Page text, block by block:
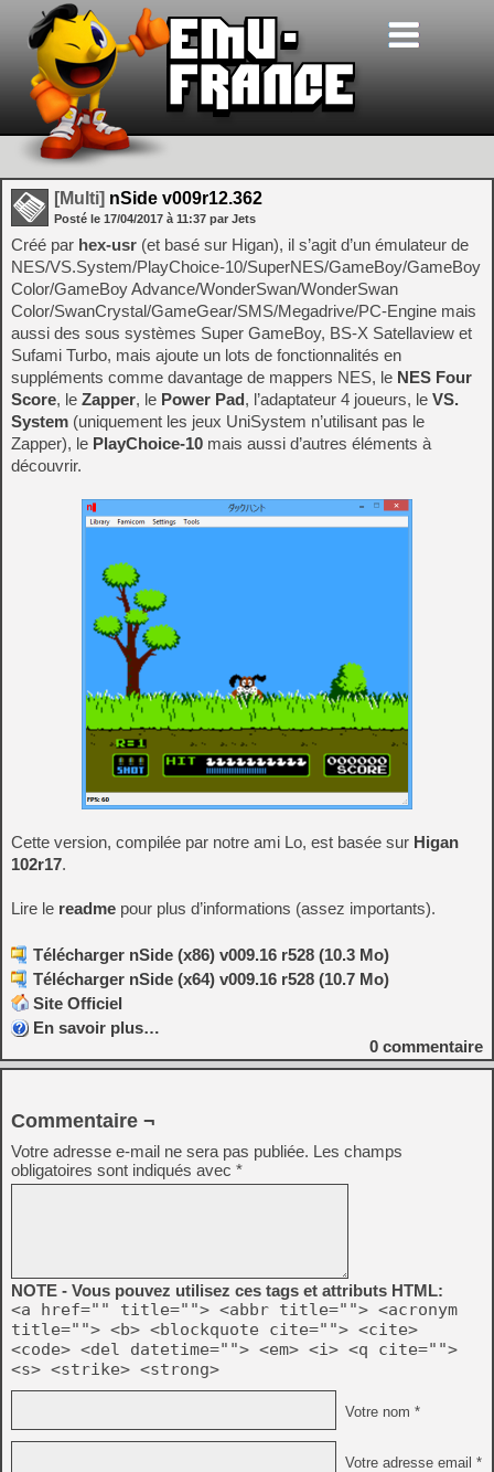
[Multi] nSide v009r12.362
Posté le 17/04/2017 à 11:37 par Jets
Créé par hex-usr (et basé sur Higan), il s’agit d’un émulateur de
NES/VS.System/PlayChoice-10/SuperNES/GameBoy/GameBoy
Color/GameBoy Advance/WonderSwan/WonderSwan
Color/SwanCrystal/GameGear/SMS/Megadrive/PC-Engine mais
aussi des sous systèmes Super GameBoy, BS-X Satellaview et
Sufami Turbo, mais ajoute un lots de fonctionnalités en
suppléments comme davantage de mappers NES, le NES Four
Score, le Zapper, le Power Pad, l’adaptateur 4 joueurs, le VS.
System (uniquement les jeux UniSystem n’utilisant pas le
Zapper), le PlayChoice-10 mais aussi d’autres éléments à
découvrir.
Cette version, compilée par notre ami Lo, est basée sur Higan
102r17.
Lire le readme pour plus d’informations (assez importants).
Télécharger nSide (x86) v009.16 r528 (10.3 Mo)
Télécharger nSide (x64) v009.16 r528 (10.7 Mo)
Site Officiel
En savoir plus…
0 commentaire
Commentaire ¬
Votre adresse e-mail ne sera pas publiée. Les champs
obligatoires sont indiqués avec *
NOTE - Vous pouvez utilisez ces tags et attributs HTML:
<a href="" title=""> <abbr title=""> <acronym
title=""> <b> <blockquote cite=""> <cite>
<code> <del datetime=""> <em> <i> <q cite="">
<s> <strike> <strong>
Votre nom *
Votre adresse email *